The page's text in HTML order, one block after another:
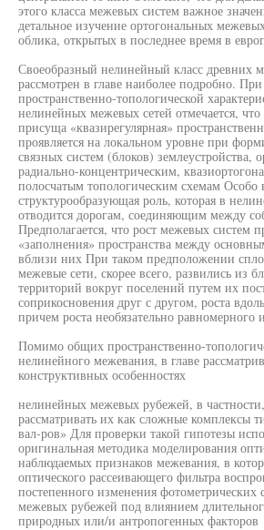
этого класса межевых систем важное
детальное изучение ортогональных
облика, открытых в последнее время в
Своеобразный нелинейный класс древних
рассмотрен в главе наиболее подробно.
пространственно-топологической
нелинейных межевых сетей отмечается,
присуща «квазирегулярная»
проявляется на локальном уровне при
связных систем (блоков) землеустройства,
радиально-концентрическим,
полосчатым топологическим схемам Особо
структурообразующая роль, которая в
отводится дорогам, соединяющим между
Предполагается, что рост межевых систем
«заполнения» пространства между
вблизи них При таком предположении
межевые сети, скорее всего, развились из
территорий вокруг поселений путем их
соприкосновения друг с другом, роста
причем роста необязательно равномерного
Помимо общих пространственно-
нелинейного межевания, в главе
конструктивных особенностях
нелинейных межевых рубежей, в частности,
рассматривать их как сложные комплексы
вал-ров» Для проверки такой гипотезы
оригинальная методика моделирования
наблюдаемых признаков межевания, в
оптического рассеивающего фильтра
постепенного изменения фотометрических
межевых рубежей под влиянием
природных или/и антропогенных факторов